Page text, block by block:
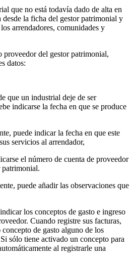
que no está todavía dado de alta en
desde la ficha del gestor patrimonial y
arrendadores, comunidades y
del gestor patrimonial,
datos:
que un industrial deje de ser
indicarse la fecha en que se produce
puede indicar la fecha en que este
servicios al arrendador,
el número de cuenta de proveedor
patrimonial.
puede añadir las observaciones que
los conceptos de gasto e ingreso
Cuando registre sus facturas,
de gasto alguno de los
sólo tiene activado un concepto para
al registrarle una